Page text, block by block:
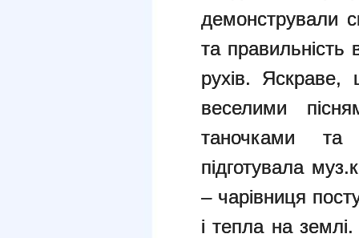
демонстрували
та правильність
рухів. Яскраве,
веселими
таночками та
підготувала
– чарівниця
і тепла на